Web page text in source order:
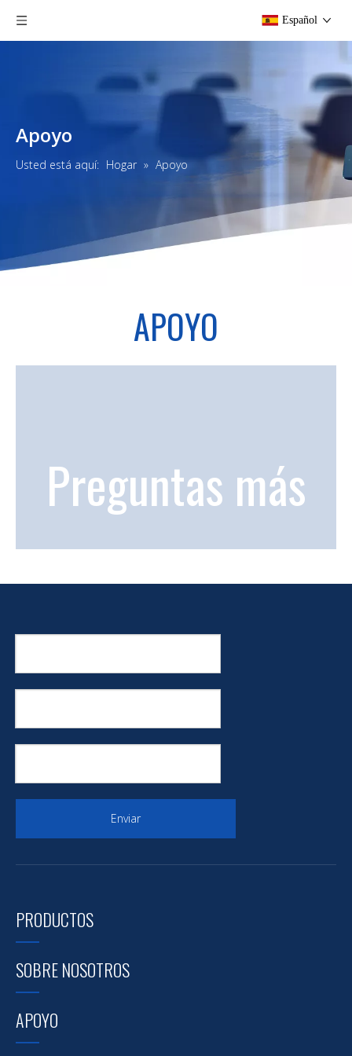
Español
Apoyo
Usted está aquí: Hogar » Apoyo
APOYO
Preguntas más
frecuentes
Descargar
Enviar
PRODUCTOS
SOBRE NOSOTROS
APOYO